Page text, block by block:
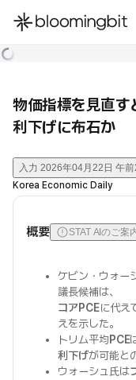
한국어
物価指標を見直す
利下げに布石か
入力 2026年04月22日 午前
Korea Economic Daily
概要 STAT AIのご案
ケビン・ウォー
議長候補は、
コアPCEに代え
えを示した。
トリム平均PCE
利下げが可能と
ウォーシュ氏は